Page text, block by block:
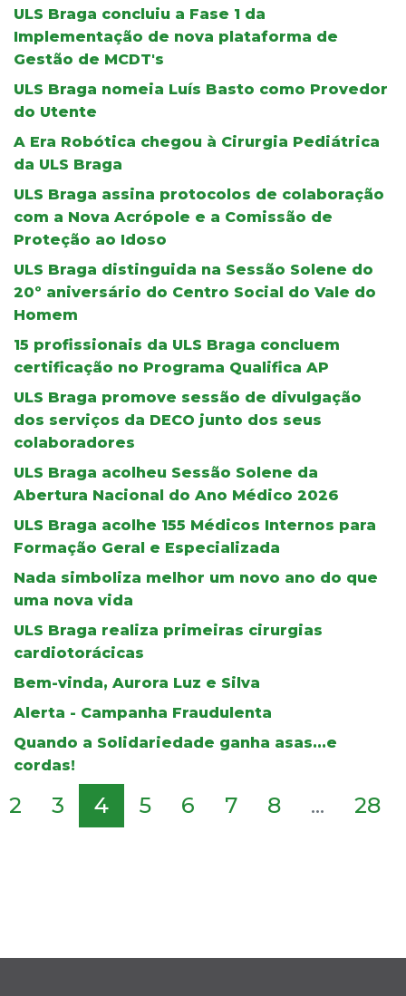
ULS Braga concluiu a Fase 1 da
Implementação de nova plataforma de
Gestão de MCDT's
ULS Braga nomeia Luís Basto como Provedor
do Utente
A Era Robótica chegou à Cirurgia Pediátrica
da ULS Braga
ULS Braga assina protocolos de colaboração
com a Nova Acrópole e a Comissão de
Proteção ao Idoso
ULS Braga distinguida na Sessão Solene do
20º aniversário do Centro Social do Vale do
Homem
15 profissionais da ULS Braga concluem
certificação no Programa Qualifica AP
ULS Braga promove sessão de divulgação
dos serviços da DECO junto dos seus
colaboradores
ULS Braga acolheu Sessão Solene da
Abertura Nacional do Ano Médico 2026
ULS Braga acolhe 155 Médicos Internos para
Formação Geral e Especializada
Nada simboliza melhor um novo ano do que
uma nova vida
ULS Braga realiza primeiras cirurgias
cardiotorácicas
Bem-vinda, Aurora Luz e Silva
Alerta - Campanha Fraudulenta
Quando a Solidariedade ganha asas...e
cordas!
2 3 4 5 6 7 8 ... 28